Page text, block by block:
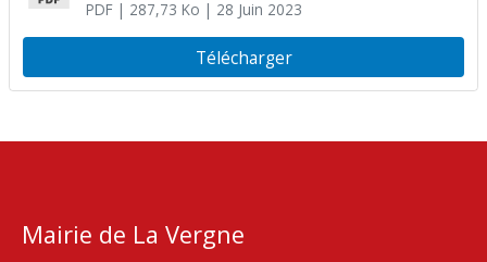
28/06/2023
PDF| 287,73 Ko | 28 Juin 2023
Télécharger
Mairie de La Vergne